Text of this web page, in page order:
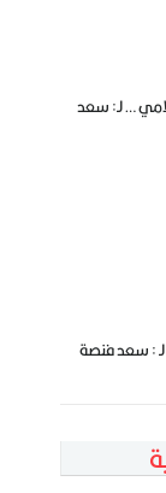
… لـ: سعد